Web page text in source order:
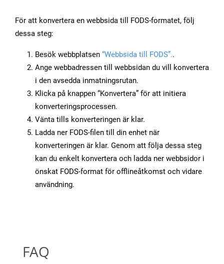
För att konvertera en webbsida till FODS-formatet, följ
dessa steg:
Besök webbplatsen “Webbsida till FODS”..
Ange webbadressen till webbsidan du vill konvertera
i den avsedda inmatningsrutan.
Klicka på knappen “Konvertera” för att initiera
konverteringsprocessen.
Vänta tills konverteringen är klar.
Ladda ner FODS-filen till din enhet när
konverteringen är klar. Genom att följa dessa steg
kan du enkelt konvertera och ladda ner webbsidor i
önskat FODS-format för offlineåtkomst och vidare
användning.
FAQ